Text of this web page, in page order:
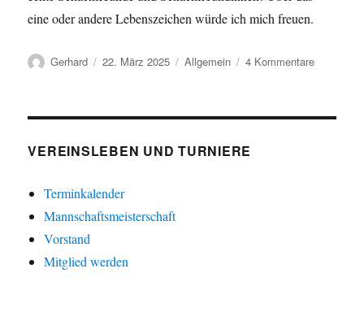
eine oder andere Lebenszeichen würde ich mich freuen.
Autor
Gerhard
Veröffentlicht
22. März 2025 Kategorien
Allgemein 4 Kommentarezu
VEREINSLEBEN UND TURNIERE
Terminkalender
Mannschaftsmeisterschaft
Vorstand
Mitglied werden